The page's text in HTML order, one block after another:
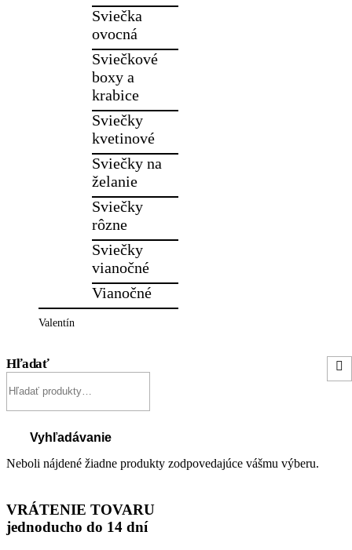
Neboli nájdené žiadne produkty zodpovedajúce vášmu výberu.
Sviečka
ovocná
Sviečkové
boxy a
krabice
Sviečky
kvetinové
Sviečky na
želanie
Sviečky
rôzne
Sviečky
vianočné
Vianočné
Valentín
Hľadať
Vyhľadávanie
VRÁTENIE TOVARU
jednoducho do 14 dní